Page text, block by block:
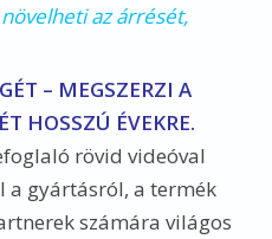
az árrését,
– MEGSZERZI A
HOSSZÚ ÉVEKRE.
rövid videóval
a gyártásról, a termék
számára világos